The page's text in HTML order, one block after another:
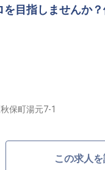
目指しませんか
演出するお仕事です
保町湯元7-1
この求人